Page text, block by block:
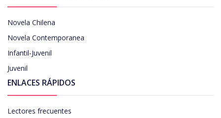
Novela Chilena
Novela Contemporanea
Infantil-Juvenil
Juvenil
ENLACES RÁPIDOS
Lectores frecuentes